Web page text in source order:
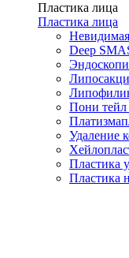
Пластика лица
Пластика лица
Deep
Пони тейл
Удаление
Пластика
Пластика